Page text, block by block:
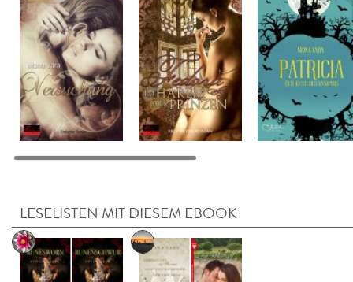
LESELISTEN MIT DIESEM EBOOK